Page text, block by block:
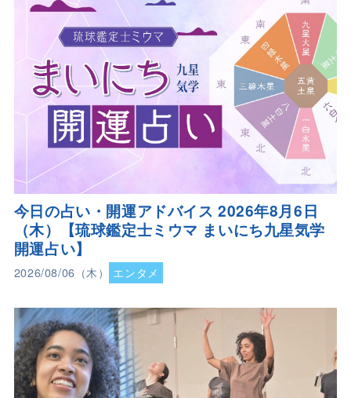
今日の占い・開運アドバイス 2026年8月6日
（木）【琉球鑑定士ミウマ まいにち九星気学
開運占い】
2026/08/06（木） エンタメ